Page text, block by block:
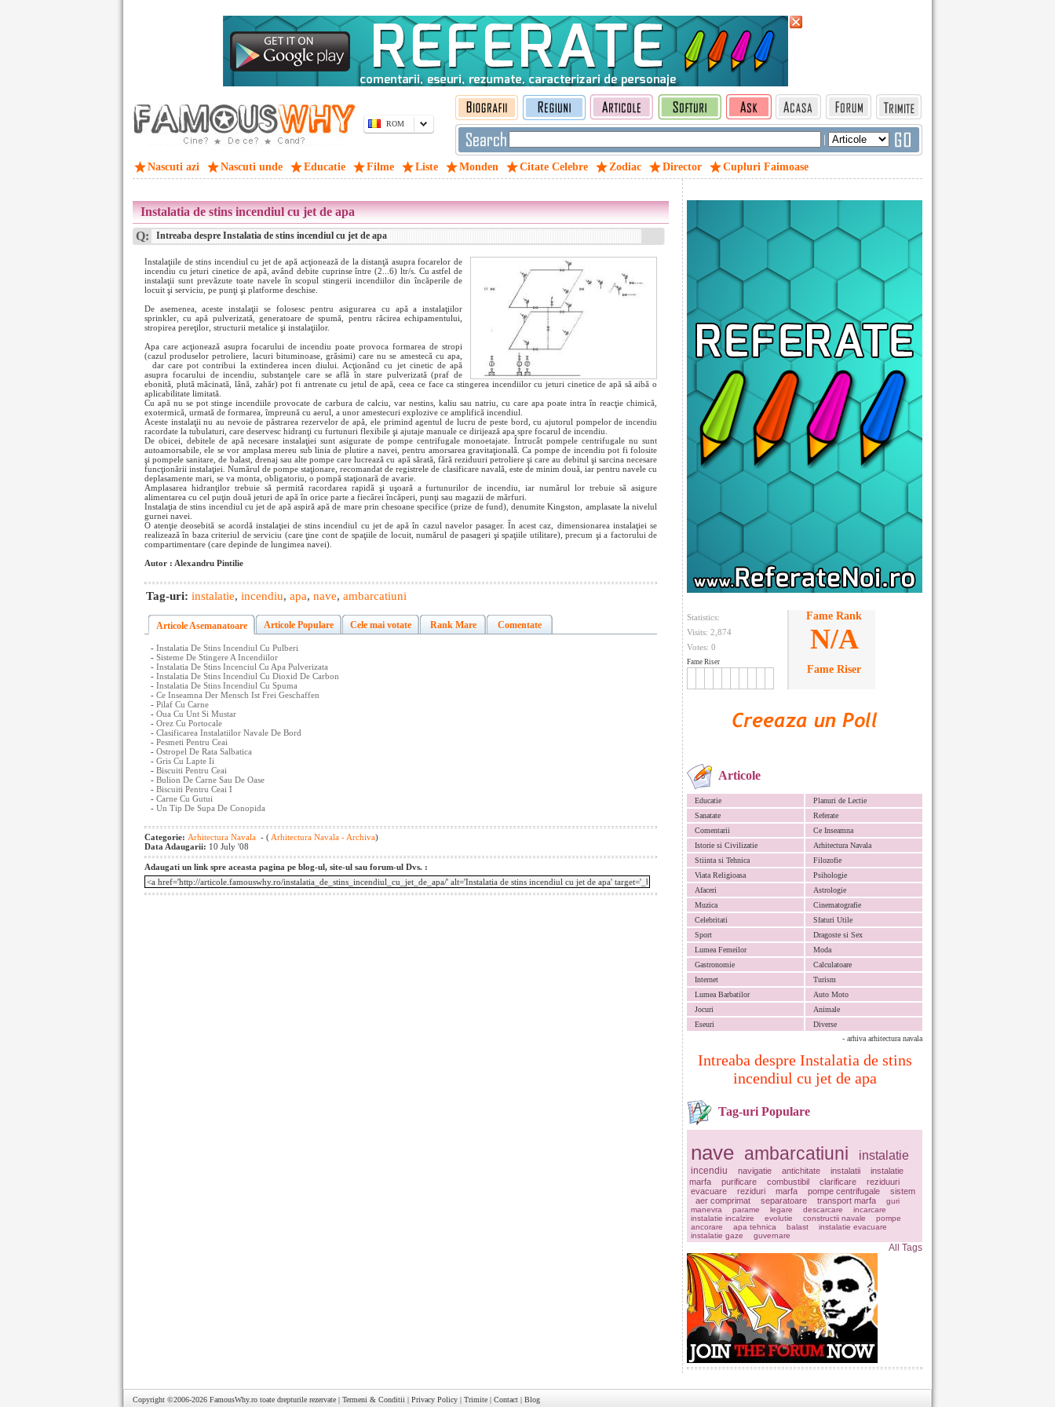
ROM
|
Nascuti azi Nascuti unde Educatie Filme Liste Monden Citate Celebre Zodiac Director Cupluri Faimoase
Statistics:
Visits: 2,874
Votes: 0
Fame Riser
Fame Rank
N/A
Fame Riser
Articole
Educatie
Planuri de Lectie
Sanatate
Referate
Comentarii
Ce Inseamna
Istorie si Civilizatie
Arhitectura Navala
Stiinta si Tehnica
Filozofie
Viata Religioasa
Psihologie
Afaceri
Astrologie
Muzica
Cinematografie
Celebritati
Sfaturi Utile
Sport
Dragoste si Sex
Lumea Femeilor
Moda
Gastronomie
Calculatoare
Internet
Turism
Lumea Barbatilor
Auto Moto
Jocuri
Animale
Eseuri
Diverse
- arhiva arhitectura navala
Intreaba despre Instalatia de stins
incendiul cu jet de apa
Tag-uri Populare
nave ambarcatiuni instalatie
incendiu navigatie antichitate instalatii
instalatie
marfa
purificare combustibil clarificare
reziduuri
evacuare
reziduri marfa pompe centrifugale
sistem
aer comprimat
separatoare transport marfa
guri
manevra
parame legare descarcare
incarcare
instalatie incalzire
evolutie constructii navale
pompe
ancorare
apa tehnica balast
instalatie evacuare
instalatie gaze
guvernare
All Tags
Instalatia de stins incendiul cu jet de apa
Q: Intreaba despre Instalatia de stins incendiul cu jet de apa
Instalaţiile de stins incendiul cu jet de apă acţionează de la distanţă asupra focarelor de
incendiu cu jeturi cinetice de apă, având debite cuprinse între (2...6) ltr/s. Cu astfel de
instalaţii sunt prevăzute toate navele în scopul stingerii incendiilor din încăperile de
locuit şi serviciu, pe punţi şi platforme deschise.
De asemenea, aceste instalaţii se folosesc pentru asigurarea cu apă a instalaţiilor
sprinkler, cu apă pulverizată, generatoare de spumă, pentru răcirea echipamentului,
stropirea pereţilor, structurii metalice şi instalaţiilor.
Apa care acţionează asupra focarului de incendiu poate provoca formarea de stropi
(cazul produselor petroliere, lacuri bituminoase, grăsimi) care nu se amestecă cu apa,
dar care pot contribui la extinderea incendiului. Acţionând cu jet cinetic de apă
asupra focarului de incendiu, substanţele care se află în stare pulverizată (praf de
ebonită, plută măcinată, lână, zahăr) pot fi antrenate cu jetul de apă, ceea ce face ca stingerea incendiilor cu jeturi cinetice de apă să aibă o
aplicabilitate limitată.
Cu apă nu se pot stinge incendiile provocate de carbura de calciu, var nestins, kaliu sau natriu, cu care apa poate intra în reacţie chimică,
exotermică, urmată de formarea, împreună cu aerul, a unor amestecuri explozive ce amplifică incendiul.
Aceste instalaţii nu au nevoie de păstrarea rezervelor de apă, ele primind agentul de lucru de peste bord, cu ajutorul pompelor de incendiu
racordate la tubulaturi, care deservesc hidranţi cu furtunuri flexibile şi ajutaje manuale ce dirijează apa spre focarul de incendiu.
De obicei, debitele de apă necesare instalaţiei sunt asigurate de pompe centrifugale monoetajate. Întrucât pompele centrifugale nu sunt
autoamorsabile, ele se vor amplasa mereu sub linia de plutire a navei, pentru amorsarea gravitaţională. Ca pompe de incendiu pot fi folosite
şi pompele sanitare, de balast, drenaj sau alte pompe care lucrează cu apă sărată, fără reziduuri petroliere şi care au debitul şi sarcina necesare
funcţionării instalaţiei. Numărul de pompe staţionare, recomandat de registrele de clasificare navală, este de minim două, iar pentru navele cu
deplasamente mari, se va monta, obligatoriu, o pompă staţionară de avarie.
Amplasarea hidranţilor trebuie să permită racordarea rapidă şi uşoară a furtunurilor de incendiu, iar numărul lor trebuie să asigure
alimentarea cu cel puţin două jeturi de apă în orice parte a fiecărei încăperi, punţi sau magazii de mărfuri.
Instalaţia de stins incendiul cu jet de apă aspiră apă de mare prin chesoane specifice (prize de fund), denumite Kingston, amplasate la nivelul
gurnei navei.
O atenţie deosebită se acordă instalaţiei de stins incendiul cu jet de apă în cazul navelor pasager. În acest caz, dimensionarea instalaţiei se
realizează în baza criteriul de serviciu (care ţine cont de spaţiile de locuit, numărul de pasageri şi spaţiile utilitare), precum şi a factorului de
compartimentare (care depinde de lungimea navei).
Autor : Alexandru Pintilie
Tag-uri: instalatie, incendiu, apa, nave, ambarcatiuni
Articole Asemanatoare Articole Populare Cele mai votate Rank Mare Comentate
- Instalatia De Stins Incendiul Cu Pulberi
- Sisteme De Stingere A Incendiilor
- Instalatia De Stins Incenciul Cu Apa Pulverizata
- Instalatia De Stins Incendiul Cu Dioxid De Carbon
- Instalatia De Stins Incendiul Cu Spuma
- Ce Inseamna Der Mensch Ist Frei Geschaffen
- Pilaf Cu Carne
- Oua Cu Unt Si Mustar
- Orez Cu Portocale
- Clasificarea Instalatiilor Navale De Bord
- Pesmeti Pentru Ceai
- Ostropel De Rata Salbatica
- Gris Cu Lapte Ii
- Biscuiti Pentru Ceai
- Bulion De Carne Sau De Oase
- Biscuiti Pentru Ceai I
- Carne Cu Gutui
- Un Tip De Supa De Conopida
Categorie: Arhitectura Navala - ( Arhitectura Navala - Archiva)
Data Adaugarii: 10 July '08
Adaugati un link spre aceasta pagina pe blog-ul, site-ul sau forum-ul Dvs. :
Copyright ©2006-2026 FamousWhy.ro toate drepturile rezervate | Termeni & Conditii | Privacy Policy | Trimite | Contact | Blog